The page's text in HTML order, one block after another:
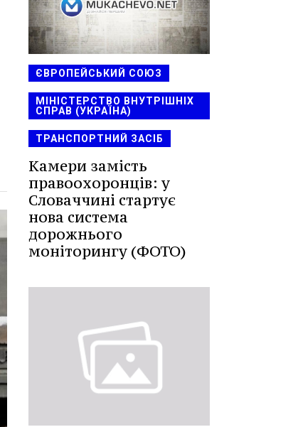
ЄВРОПЕЙСЬКИЙ СОЮЗ
МІНІСТЕРСТВО ВНУТРІШНІХ
СПРАВ (УКРАЇНА)
ТРАНСПОРТНИЙ ЗАСІБ
Камери замість
правоохоронців: у
Словаччині стартує
нова система
дорожнього
моніторингу (ФОТО)